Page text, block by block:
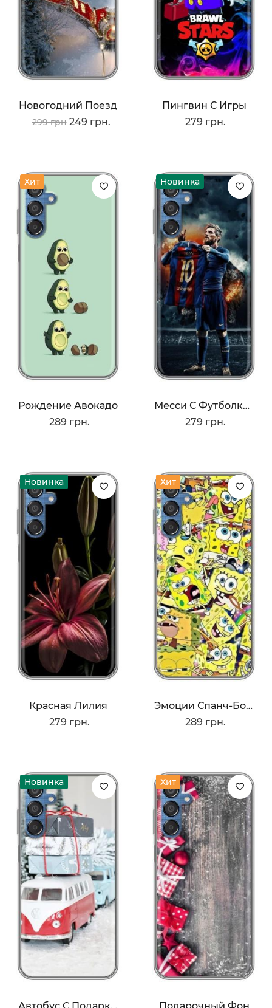
Новогодний Поезд
299 грн 249 грн.
Пингвин С Игры
279 грн.
Хит
Рождение Авокадо
289 грн.
Новинка
Месси С Футболкой
279 грн.
Новинка
Красная Лилия
279 грн.
Хит
Эмоции Спанч-Боба
289 грн.
Новинка Хит